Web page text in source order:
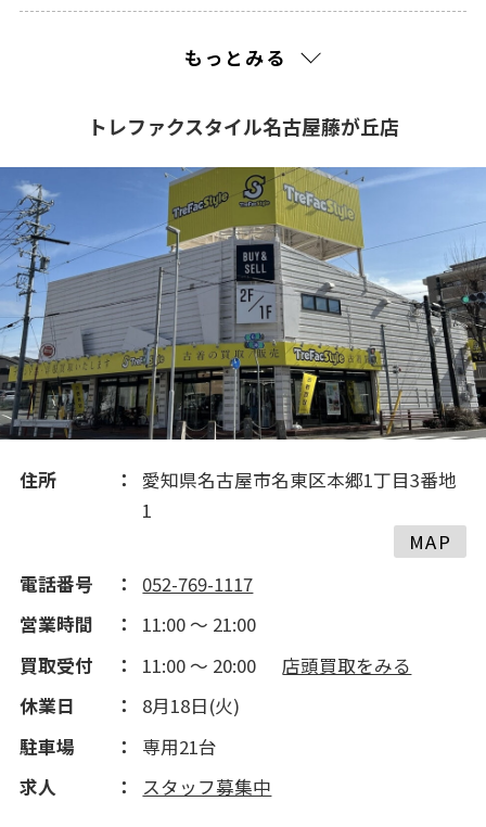
2021(6)
もっとみる
トレファクスタイル名古屋藤が丘店
住所
愛知県名古屋市名東区本郷1丁目3番地
1
MAP
電話番号
052-769-1117
営業時間
11:00 ～ 21:00
買取受付
11:00 ～ 20:00
店頭買取をみる
休業日
8月18日(火)
駐車場
専用21台
求人
スタッフ募集中